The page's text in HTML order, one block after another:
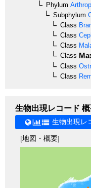
Phylum
Subphylum
Class
Class
Class
Class
Class
Class
生物出現レコード
生物出現
[地図・概要]